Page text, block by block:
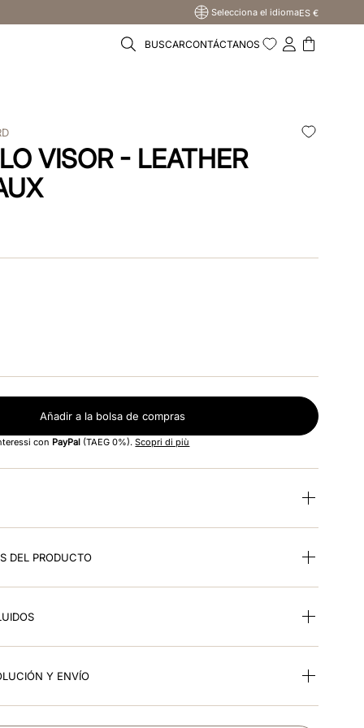
Selecciona el idiomaES €
BUSCARCONTÁCTANOS
VISOR - LEATHER
Añadir a la bolsa de compras
con PayPal (TAEG 0%).Scopri di più
DEL PRODUCTO
Y ENVÍO